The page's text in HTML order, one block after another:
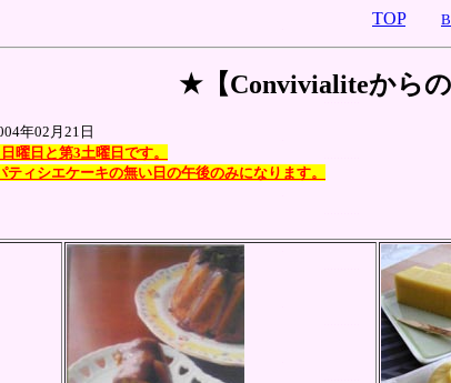
TOP
★【Convivialiteから
年02月21日
曜日と第3土曜日です。
ィシエケーキの無い日の午後のみになります。